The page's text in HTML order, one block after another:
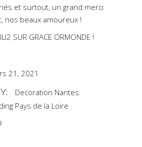
et surtout, un grand merci
nos beaux amoureux !
SUR GRACE ORMONDE !
21, 2021
Decoration Nantes
Pays de la Loire